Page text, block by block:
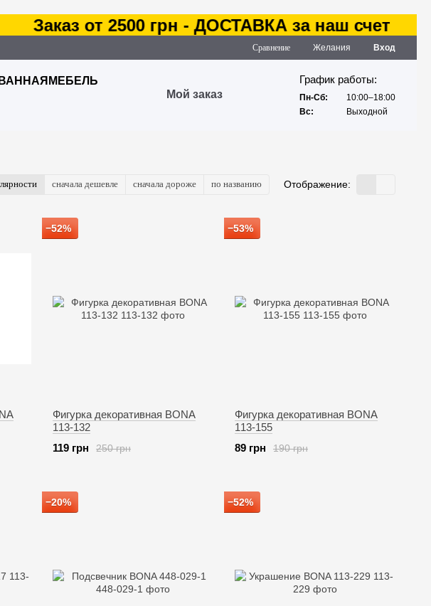
от 2500 грн - ДОСТАВКА за наш счет
Сравнение Желания Вход
ВАННАЯ МЕБЕЛЬ
Мой заказ
График работы:
Пн-Сб:
10:00–18:00
Вс:
Выходной
сначала дешевле сначала дороже по названию Отображение:
−52%
Фигурка декоративная BONA
113-132
250 грн
119 грн
−53%
Фигурка декоративная BONA
113-155
190 грн
89 грн
−20% −52%